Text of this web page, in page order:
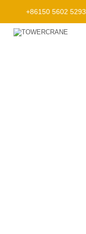
+86150 5602 5293